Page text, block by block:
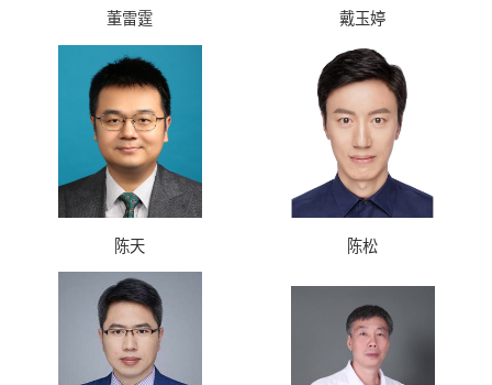
董雷霆 戴玉婷
陈天 陈松